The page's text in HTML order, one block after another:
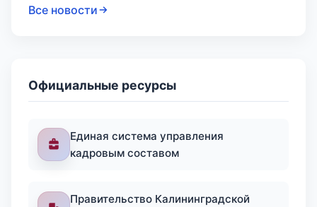
Все новости
Официальные ресурсы
Единая система управления
кадровым составом
Правительство Калининградской